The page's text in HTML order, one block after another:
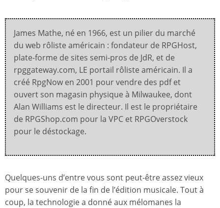
James Mathe, né en 1966, est un pilier du marché
du web rôliste américain : fondateur de RPGHost,
plate-forme de sites semi-pros de JdR, et de
rpggateway.com, LE portail rôliste américain. Il a
créé RpgNow en 2001 pour vendre des pdf et
ouvert son magasin physique à Milwaukee, dont
Alan Williams est le directeur. Il est le propriétaire
de RPGShop.com pour la VPC et RPGOverstock
pour le déstockage.
Quelques-uns d’entre vous sont peut-être assez vieux
pour se souvenir de la fin de l’édition musicale. Tout à
coup, la technologie a donné aux mélomanes la